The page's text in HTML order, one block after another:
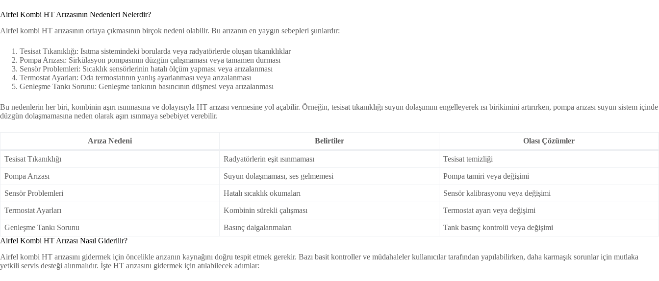
Airfel Kombi HT Arızasının Nedenleri Nelerdir?
Airfel kombi HT arızasının ortaya çıkmasının birçok nedeni olabilir. Bu arızanın en yaygın sebepleri şunlardır:
Tesisat Tıkanıklığı: Isıtma sistemindeki borularda veya radyatörlerde oluşan tıkanıklıklar
Pompa Arızası: Sirkülasyon pompasının düzgün çalışmaması veya tamamen durması
Sensör Problemleri: Sıcaklık sensörlerinin hatalı ölçüm yapması veya arızalanması
Termostat Ayarları: Oda termostatının yanlış ayarlanması veya arızalanması
Genleşme Tankı Sorunu: Genleşme tankının basıncının düşmesi veya arızalanması
Bu nedenlerin her biri, kombinin aşırı ısınmasına ve dolayısıyla HT arızası vermesine yol açabilir. Örneğin, tesisat tıkanıklığı suyun dolaşımını engelleyerek ısı birikimini artırırken, pompa arızası suyun sistem içinde
düzgün dolaşmamasına neden olarak aşırı ısınmaya sebebiyet verebilir.
Arıza Nedeni Belirtiler Olası Çözümler
Tesisat Tıkanıklığı Radyatörlerin eşit ısınmaması Tesisat temizliği
Pompa Arızası Suyun dolaşmaması, ses gelmemesi Pompa tamiri veya değişimi
Sensör Problemleri Hatalı sıcaklık okumaları Sensör kalibrasyonu veya değişimi
Termostat Ayarları Kombinin sürekli çalışması Termostat ayarı veya değişimi
Genleşme Tankı Sorunu Basınç dalgalanmaları
Tank basınç kontrolü veya değişimi
Airfel Kombi HT Arızası Nasıl Giderilir?
Airfel kombi HT arızasını gidermek için öncelikle arızanın kaynağını doğru tespit etmek gerekir. Bazı basit kontroller ve müdahaleler kullanıcılar tarafından yapılabilirken, daha karmaşık sorunlar için mutlaka
yetkili servis desteği alınmalıdır. İşte HT arızasını gidermek için atılabilecek adımlar: